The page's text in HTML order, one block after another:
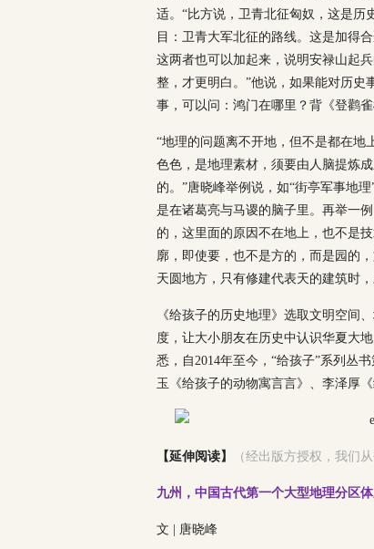
适。“比方说，卫青北征匈奴，这是历
目：卫青大军北征的路线。这是加得
这两者也可以加起来，说明安禄山起
整，才更明白。”他说，如果能对历史
事，可以问：鸿门在哪里？背《登鹳
“地理的问题离不开地，但不是都在地
色色，是地理素材，须要由人脑提炼
的。”唐晓峰举例说，如“街亭军事地
是在诸葛亮与马谡的脑子里。再举一
的，这里面的原因不在地上，也不是
廓，即使要，也不是方的，而是园的
天圆地方，只有修建代表天的建筑时
《给孩子的历史地理》选取文明空间
度，让大小朋友在历史中认识华夏大
悉，自2014年至今，“给孩子”系列丛
玉《给孩子的动物寓言言》、李泽厚
【延伸阅读】 （经出版方授权，我们
九州，中国古代第一个大型地理分区
文 | 唐晓峰